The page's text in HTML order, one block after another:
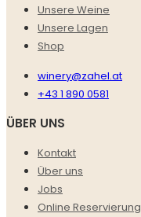
Unsere Weine
Unsere Lagen
Shop
winery@zahel.at
+43 1 890 0581
ÜBER UNS
Kontakt
Über uns
Jobs
Online Reservierung